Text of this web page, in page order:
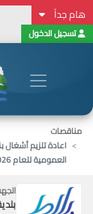
هام جداً
تسجيل الدخول
مناقصات
اعادة تلزيم أشغال
العمومية للعام 2026